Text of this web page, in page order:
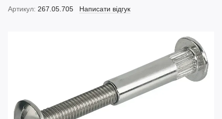
Артикул: 267.05.705 Написати відгук